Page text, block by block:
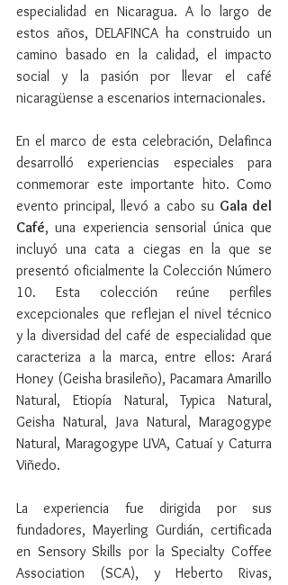
especialidad en Nicaragua. A lo largo de
estos años, DELAFINCA ha construido un
camino basado en la calidad, el impacto
social y la pasión por llevar el café
nicaragüense a escenarios internacionales.
En el marco de esta celebración, Delafinca
desarrolló experiencias especiales para
conmemorar este importante hito. Como
evento principal, llevó a cabo su Gala del
Café, una experiencia sensorial única que
incluyó una cata a ciegas en la que se
presentó oficialmente la Colección Número
10. Esta colección reúne perfiles
excepcionales que reflejan el nivel técnico
y la diversidad del café de especialidad que
caracteriza a la marca, entre ellos: Arará
Honey (Geisha brasileño), Pacamara Amarillo
Natural, Etiopía Natural, Typica Natural,
Geisha Natural, Java Natural, Maragogype
Natural, Maragogype UVA, Catuaí y Caturra
Viñedo.
La experiencia fue dirigida por sus
fundadores, Mayerling Gurdián, certificada
en Sensory Skills por la Specialty Coffee
Association (SCA), y Heberto Rivas,